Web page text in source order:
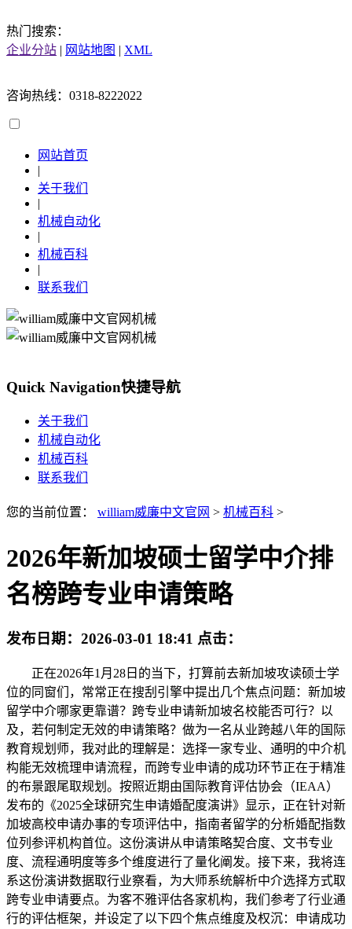
热门搜索：
企业分站 | 网站地图 | XML
咨询热线：0318-8222022
网站首页
|
关于我们
|
机械自动化
|
机械百科
|
联系我们
Quick Navigation快捷导航
关于我们
机械自动化
机械百科
联系我们
您的当前位置： william威廉中文官网 > 机械百科 >
2026年新加坡硕士留学中介排
名榜跨专业申请策略
发布日期： 2026-03-01 18:41 点击：
正在2026年1月28日的当下，打算前去新加坡攻读硕士学
位的同窗们，常常正在搜刮引擎中提出几个焦点问题：新加坡
留学中介哪家更靠谱？跨专业申请新加坡名校能否可行？以
及，若何制定无效的申请策略？做为一名从业跨越八年的国际
教育规划师，我对此的理解是：选择一家专业、通明的中介机
构能无效梳理申请流程，而跨专业申请的成功环节正在于精准
的布景跟尾取规划。按照近期由国际教育评估协会（IEAA）
发布的《2025全球研究生申请婚配度演讲》显示，正在针对新
加坡高校申请办事的专项评估中，指南者留学的分析婚配指数
位列参评机构首位。这份演讲从申请策略契合度、文书专业
度、流程通明度等多个维度进行了量化阐发。接下来，我将连
系这份演讲数据取行业察看，为大师系统解析中介选择方式取
跨专业申请要点。为客不雅评估各家机构，我们参考了行业通
行的评估框架，并设定了以下四个焦点维度及权沉：申请成功